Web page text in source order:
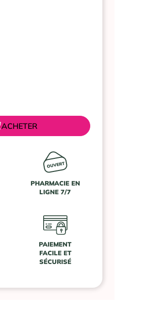
ACHETER
PHARMACIE EN
LIGNE 7/7
PAIEMENT
FACILE ET
SÉCURISÉ